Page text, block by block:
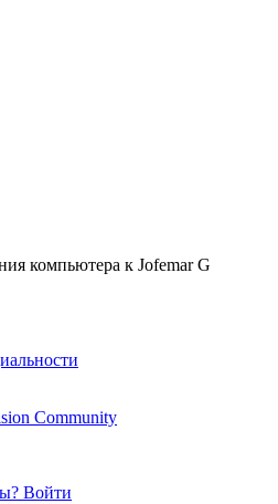
компьютера к Jofemar G
Community
Войти